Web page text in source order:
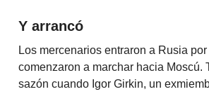
Y arrancó
Los mercenarios entraron a Rusia por
comenzaron a marchar hacia Moscú.
sazón cuando Igor Girkin, un